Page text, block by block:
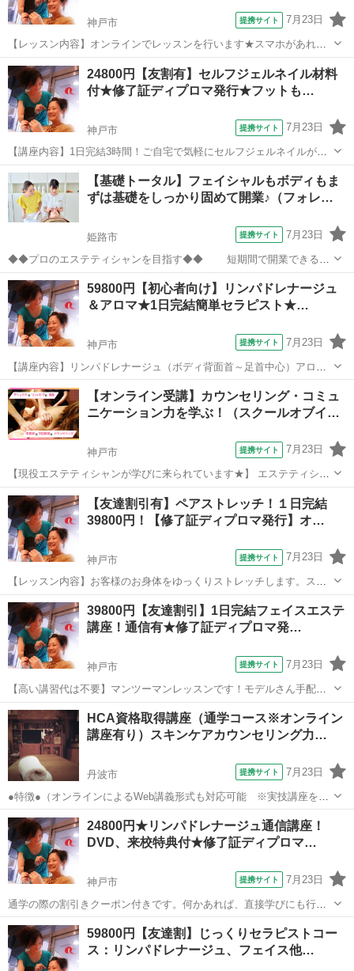
神戸市 提携サイト 7月23日
【レッスン内容】オンラインでレッスンを行います★スマホがあれば
OKです！ヨガマット等を床に引いて行うテクニックになります。レッ
スンは学科と実技を行い、体感して頂きます。お客様は洋服を脱がず
そのまま行います。お客様へ圧をゆっく...
兵庫 神戸市 整体
24800円【友割有】セルフジェルネイル材料
付★修了証ディプロマ発行★フットも…
神戸市 提携サイト 7月23日
【講座内容】1日完結3時間！ご自宅で気軽にセルフジェルネイルが楽
しめるようになるレッスンです。デザインは特に指定が無ければ、初
心者の方でも簡単なラメグラデーションを予定していますがご希望に
応じて他のデザインへの変更応相談！（...
兵庫 神戸市 ネイル
【基礎トータル】フェイシャルもボディもま
ずは基礎をしっかり固めて開業♪（フォレ…
姫路市 提携サイト 7月23日
◆◆プロのエステティシャンを目指す◆◆ 短期間で開業できる技
術を学べるコース 【カリキュラム】 フェイシャル基礎カリキュラム＋
カウンセリング・ボディケア理論・ボディマッサージ実技・フットケ
ア ◆フルタイム勤務の方・主婦...
兵庫 姫路市 マッサージ
59800円【初心者向け】リンパドレナージュ
＆アロマ★1日完結簡単セラピスト★…
神戸市 提携サイト 7月23日
【講座内容】リンパドレナージュ（ボディ背面首～足首中心）アロマ
トリートメント（デコルテ・背中）の技術を1日完結４時間マンツーマ
ンレッスンで学習できます。実技中心ですが、トラブル回避の為、学
科も行います。モデルさん不要なので、...
兵庫 神戸市 マッサージ
【オンライン受講】カウンセリング・コミュ
ニケーション力を学ぶ！（スクールオブイ…
神戸市 提携サイト 7月23日
【現役エステティシャンが学びに来られています★】 エステティシャ
ンの指導にあたり最後にぶつかる壁はクロージングのアフターカウン
セリングです。必要な技術と知識を習得しても、お客様がリピートし
てくれなければ意味がありません。お...
兵庫 神戸市 その他
【友達割引有】ペアストレッチ！１日完結
39800円！【修了証ディプロマ発行】オ…
神戸市 提携サイト 7月23日
【レッスン内容】お客様のお身体をゆっくりストレッチします。スト
レッチ単品メニュー、更には他の技術の前後に追加して行うことがで
きるテクニックです！うつ伏せ、あお向け、座位のテクニックをお教
えします。気持ちよいストレッチなので、...
兵庫 神戸市 整体
39800円【友達割引】1日完結フェイスエステ
講座！通信有★修了証ディプロマ発…
神戸市 提携サイト 7月23日
【高い講習代は不要】マンツーマンレッスンです！モデルさん手配不
要！全て手技で行うので、高い機械を購入する必要は一切ありませ
ん！45分/60分コースとそれ以上のコースを作る事ができ、自分でお好
きに決められます。受講後の質問も無...
兵庫 神戸市 エステ
HCA資格取得講座（通学コース※オンライン
講座有り）スキンケアカウンセリング力…
丹波市 提携サイト 7月23日
●特徴●（オンラインによるWeb講義形式も対応可能 ※実技講座を除
く） ハンドメイドコスメティックス協会認定資格の中で一番人気の資
格『ハンドメイドコスメティックスアドバイザー（HCA）』が取得で
きます！！ 弊社は化粧品製造...
兵庫 丹波市 メイク
24800円★リンパドレナージュ通信講座！
DVD、来校特典付★修了証ディプロマ…
神戸市 提携サイト 7月23日
通学の際の割引きクーポン付きです。何かあれば、直接学びにも行け
ますので、心強いと思います！初心者の方から、サロン経営者の方ま
で幅広くご活用頂ける内容になっています。また、新しく友達割引き
をスタートしました！不安でもお友達と受...
兵庫 神戸市 マッサージ
59800円【友達割】じっくりセラピストコー
ス：リンパドレナージュ、フェイス他…